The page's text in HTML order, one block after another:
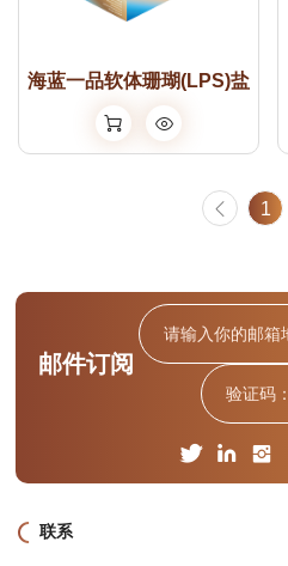
海蓝一品软体珊瑚(LPS)盐
1
邮件订阅
联系